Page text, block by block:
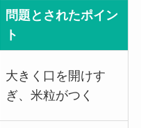
問題とされたポイン
ト
大きく口を開けす
ぎ、米粒がつく